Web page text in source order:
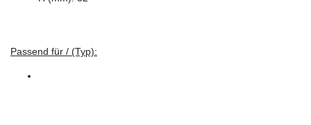
Passend für / (Typ):